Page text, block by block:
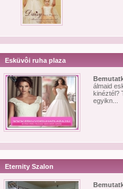
Esküvôi ruha plaza
álmaid
kinéztél?
egyikn...
Eternity Szalon